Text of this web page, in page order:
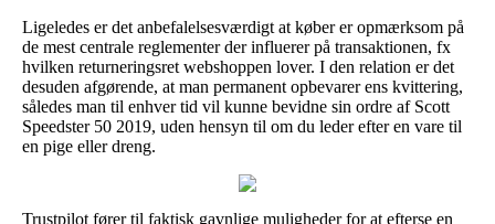
Ligeledes er det anbefalelsesværdigt at køber er opmærksom på
de mest centrale reglementer der influerer på transaktionen, fx
hvilken returneringsret webshoppen lover. I den relation er det
desuden afgørende, at man permanent opbevarer ens kvittering,
således man til enhver tid vil kunne bevidne sin ordre af Scott
Speedster 50 2019, uden hensyn til om du leder efter en vare til
en pige eller dreng.
Trustpilot fører til faktisk gavnlige muligheder for at efterse en